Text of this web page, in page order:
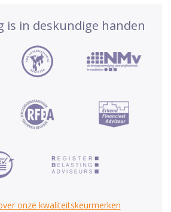
is in deskundige handen
onze kwaliteitskeurmerken